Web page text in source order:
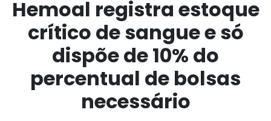
Hemoal registra estoque
crítico de sangue e só
dispõe de 10% do
percentual de bolsas
necessário